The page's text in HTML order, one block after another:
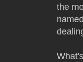
the